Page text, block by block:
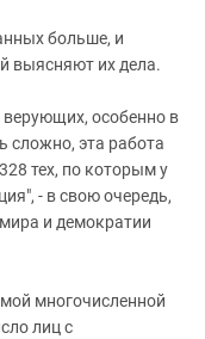
больше, и
выясняют их дела.
особенно в
сложно, эта работа
тех, по которым у
- в свою очередь,
и демократии
многочисленной
лиц с